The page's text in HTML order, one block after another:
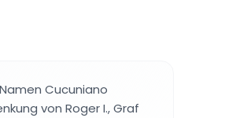
Cucuniano
von Roger I., Graf